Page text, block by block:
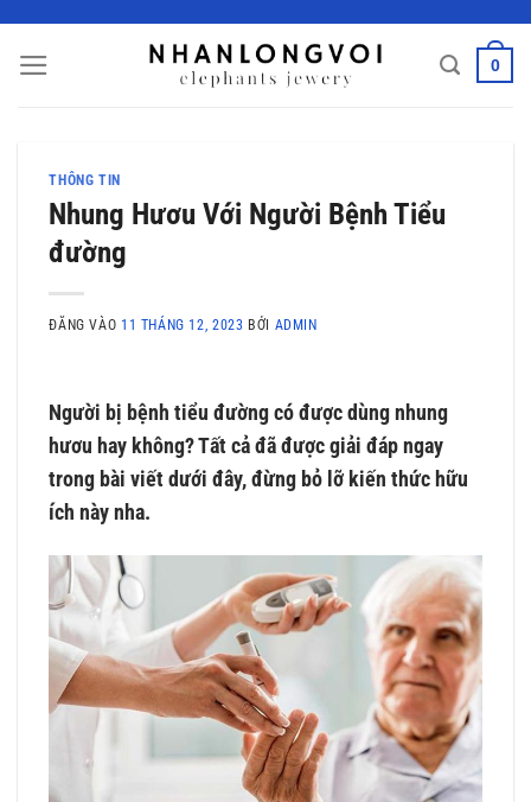
nội
0
THÔNG TIN
Nhung Hươu Với Người Bệnh Tiểu
đường
ĐĂNG VÀO 11 THÁNG 12, 2023 BỞI ADMIN
Người bị bệnh tiểu đường có được dùng nhung
hươu hay không? Tất cả đã được giải đáp ngay
trong bài viết dưới đây, đừng bỏ lỡ kiến thức hữu
ích này nha.